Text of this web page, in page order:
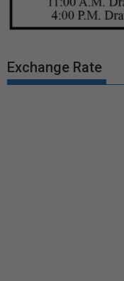
Exchange Rate